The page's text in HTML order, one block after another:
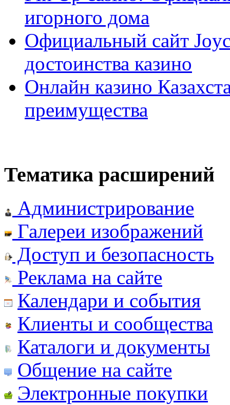
игорного дома
Официальный сайт
достоинства казино
Онлайн казино
преимущества
Тематика расширений
Администрирование
Галереи изображений
Доступ и безопасность
Реклама на сайте
Календари и события
Клиенты и сообщества
Каталоги и документы
Общение на сайте
Электронные покупки